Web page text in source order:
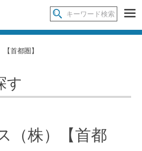
首都圏】
す
（株）【首都